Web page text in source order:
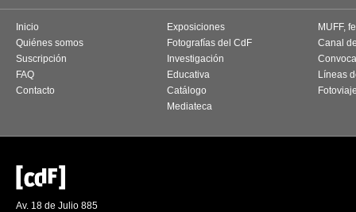
Inicio
Quiénes somos
Suscripción
FAQ
Contacto
Exposiciones
Fotografías del CdF
Investigación
Educativa
Catálogo
Mediateca
MUFF,
Canal
Líneas
Av. 18 de Julio 885